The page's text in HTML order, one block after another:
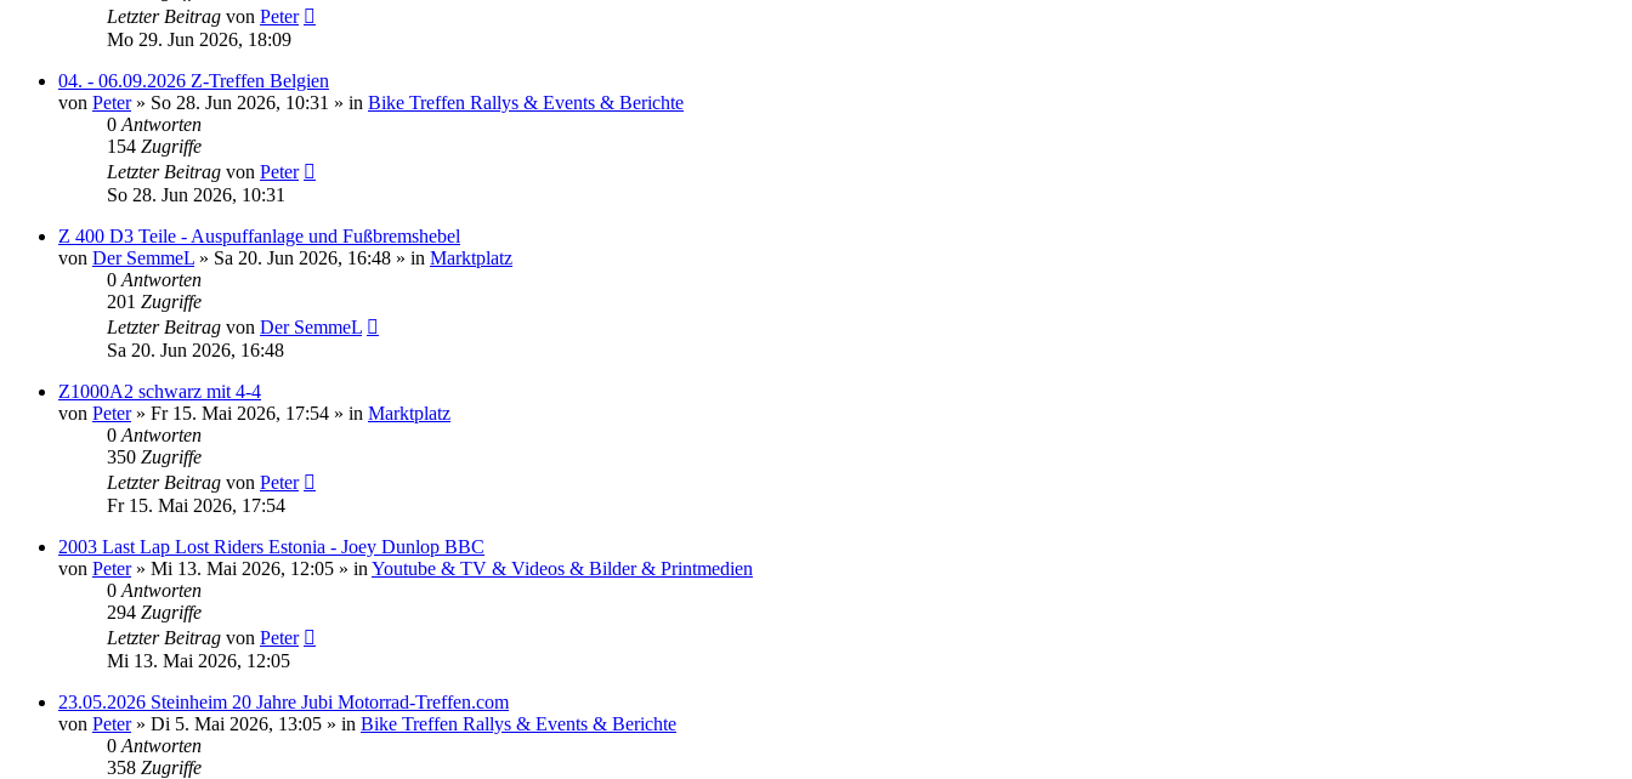
Letzter Beitrag von Peter
Mo 29. Jun 2026, 18:09
04. - 06.09.2026 Z-Treffen Belgien
von Peter» So 28. Jun 2026, 10:31 » in Bike Treffen Rallys & Events & Berichte
0 Antworten
154 Zugriffe
Letzter Beitrag von Peter
So 28. Jun 2026, 10:31
Z 400 D3 Teile - Auspuffanlage und Fußbremshebel
von Der SemmeL » Sa 20. Jun 2026, 16:48 » in Marktplatz
0 Antworten
201 Zugriffe
Letzter Beitrag von Der SemmeL
Sa 20. Jun 2026, 16:48
Z1000A2 schwarz mit 4-4
von Peter» Fr 15. Mai 2026, 17:54 » in Marktplatz
0 Antworten
350 Zugriffe
Letzter Beitrag von Peter
Fr 15. Mai 2026, 17:54
2003 Last Lap Lost Riders Estonia - Joey Dunlop BBC
von Peter» Mi 13. Mai 2026, 12:05 » in Youtube & TV & Videos & Bilder & Printmedien
0 Antworten
294 Zugriffe
Letzter Beitrag von Peter
Mi 13. Mai 2026, 12:05
23.05.2026 Steinheim 20 Jahre Jubi Motorrad-Treffen.com
von Peter» Di 5. Mai 2026, 13:05 » in Bike Treffen Rallys & Events & Berichte
0 Antworten
358 Zugriffe